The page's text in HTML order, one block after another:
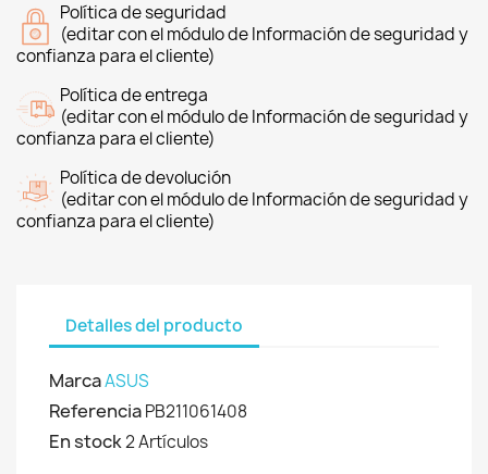
Política de seguridad
(editar con el módulo de Información de seguridad y
confianza para el cliente)
Política de entrega
(editar con el módulo de Información de seguridad y
confianza para el cliente)
Política de devolución
(editar con el módulo de Información de seguridad y
confianza para el cliente)
Detalles del producto
MarcaASUS
ReferenciaPB211061408
En stock2 Artículos